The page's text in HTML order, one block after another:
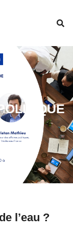
l’eau ?